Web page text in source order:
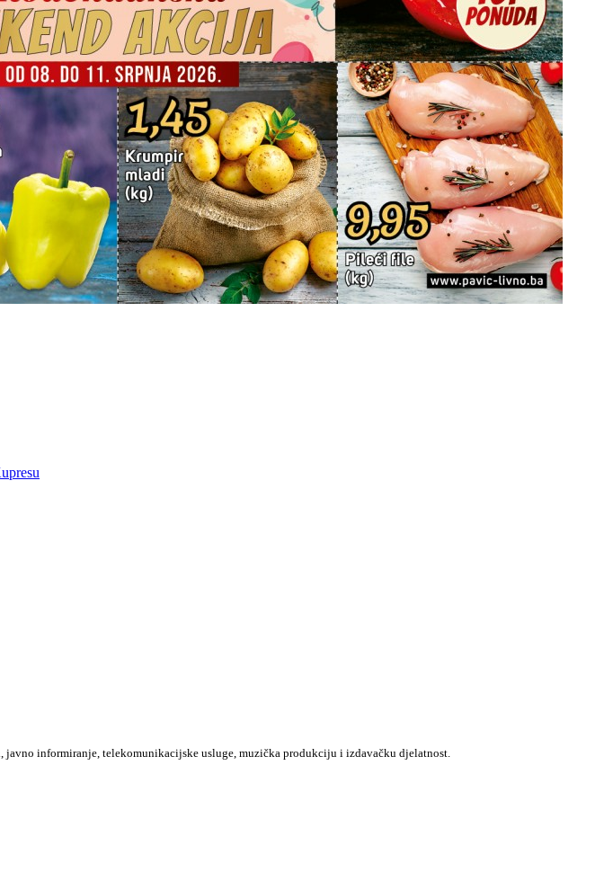
informiranje, telekomunikacijske usluge, muzička produkciju i izdavačku djelatnost.